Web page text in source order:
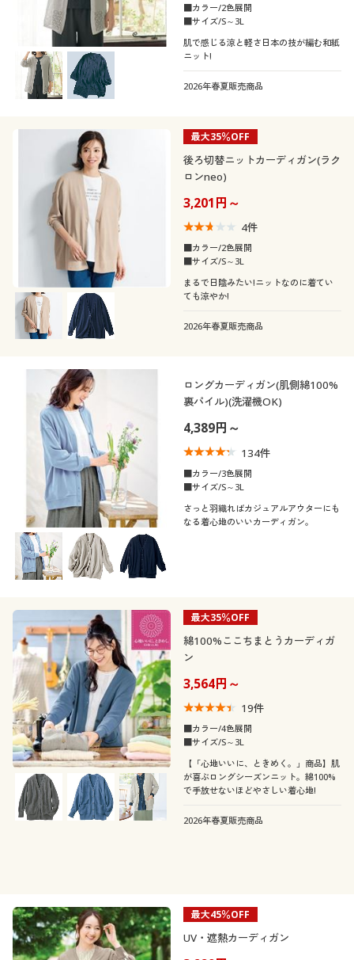
■カラー/2色展開
■サイズ/S～3L
肌で感じる涼と軽さ日本の技が編む和紙
ニット!
2026年春夏販売商品
最大35％OFF
後ろ切替ニットカーディガン(ラク
ロンneo)
3,201円～
4件
■カラー/2色展開
■サイズ/S～3L
まるで日陰みたい!ニットなのに着てい
ても涼やか!
2026年春夏販売商品
ロングカーディガン(肌側綿100%
裏パイル)(洗濯機OK)
4,389円～
134件
■カラー/3色展開
■サイズ/S～3L
さっと羽織ればカジュアルアウターにも
なる着心地のいいカーディガン。
最大35％OFF
綿100%ここちまとうカーディガ
ン
3,564円～
19件
■カラー/4色展開
■サイズ/S～3L
【「心地いいに、ときめく。」商品】肌
が喜ぶロングシーズンニット。綿100%
で手放せないほどやさしい着心地!
2026年春夏販売商品
最大45％OFF
UV・遮熱カーディガン